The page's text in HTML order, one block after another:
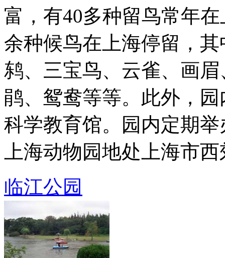
富，有40多种留鸟常年
余种候鸟在上海停留，
鸫、三宝鸟、云雀、画
鹃、鸳鸯等等。此外，
科学教育馆。园内定期
上海动物园地处上海市
临江公园